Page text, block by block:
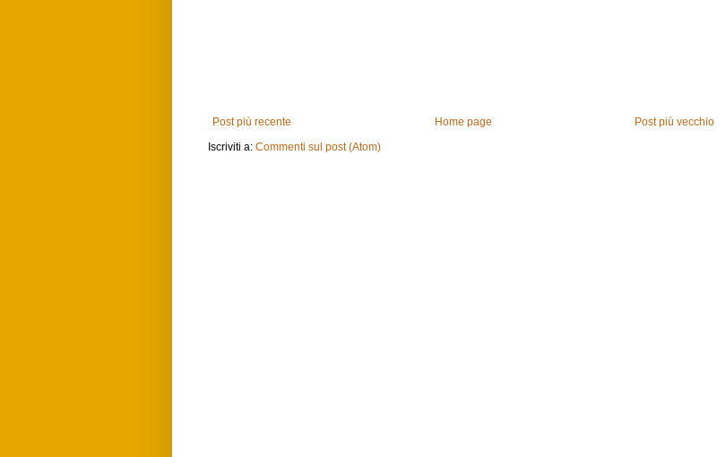
Post più recente Post più vecchio
Home page
Iscriviti a: Commenti sul post (Atom)